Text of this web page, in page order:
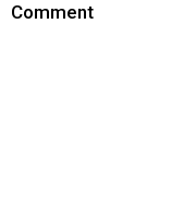
Comment